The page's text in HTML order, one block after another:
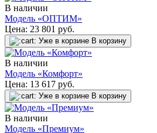
В наличии
Модель «ОПТИМ»
Цена: 23 801 руб.
Уже в корзине В корзину
В наличии
Модель «Комфорт»
Цена: 13 617 руб.
Уже в корзине В корзину
В наличии
Модель «Премиум»